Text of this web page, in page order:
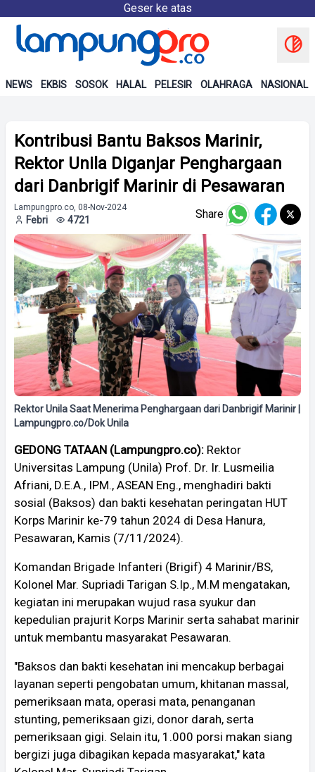
Geser ke atas
NEWS EKBIS SOSOK HALAL PELESIR OLAHRAGA NASIONAL
Kontribusi Bantu Baksos Marinir,
Rektor Unila Diganjar Penghargaan
dari Danbrigif Marinir di Pesawaran
Lampungpro.co, 08-Nov-2024
Febri 4721 Share
Rektor Unila Saat Menerima Penghargaan dari Danbrigif Marinir |
Lampungpro.co/Dok Unila
GEDONG TATAAN (Lampungpro.co): Rektor
Universitas Lampung (Unila) Prof. Dr. Ir. Lusmeilia
Afriani, D.E.A., IPM., ASEAN Eng., menghadiri bakti
sosial (Baksos) dan bakti kesehatan peringatan HUT
Korps Marinir ke-79 tahun 2024 di Desa Hanura,
Pesawaran, Kamis (7/11/2024).
Komandan Brigade Infanteri (Brigif) 4 Marinir/BS,
Kolonel Mar. Supriadi Tarigan S.Ip., M.M mengatakan,
kegiatan ini merupakan wujud rasa syukur dan
kepedulian prajurit Korps Marinir serta sahabat marinir
untuk membantu masyarakat Pesawaran.
"Baksos dan bakti kesehatan ini mencakup berbagai
layanan seperti pengobatan umum, khitanan massal,
pemeriksaan mata, operasi mata, penanganan
stunting, pemeriksaan gizi, donor darah, serta
pemeriksaan gigi. Selain itu, 1.000 porsi makan siang
bergizi juga dibagikan kepada masyarakat," kata